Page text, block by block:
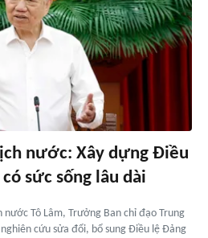
nước: Xây dựng Điều
sức sống lâu dài
nước Tô Lâm, Trưởng Ban chỉ đạo Trung
cứu sửa đổi, bổ sung Điều lệ Đảng